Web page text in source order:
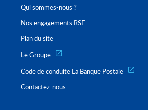
Qui sommes-nous ?
Nos engagements RSE
Plan du site
Le Groupe
Code de conduite La Banque Postale
Contactez-nous